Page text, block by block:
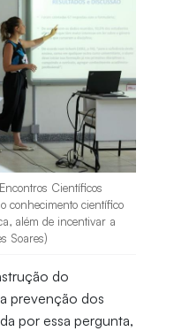
Científicos
conhecimento científico
além de incentivar a
Soares)
do
prevenção dos
por essa pergunta,